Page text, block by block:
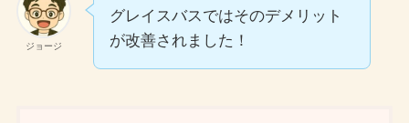
ジョージ
グレイスバスではそのデメリット
が改善されました！